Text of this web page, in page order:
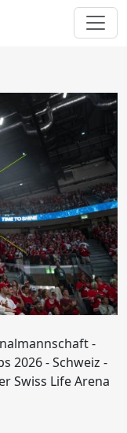
-
2026 - Schweiz -
Swiss Life Arena